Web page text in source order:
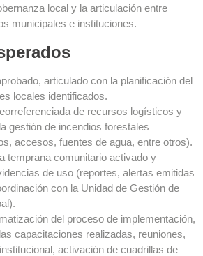
local y la articulación entre
municipales e instituciones.
articulado con la planificación del
locales identificados.
de recursos logísticos y
gestión de incendios forestales
accesos, fuentes de agua, entre otros).
temprana comunitario activado y
de uso (reportes, alertas emitidas
con la Unidad de Gestión de
del proceso de implementación,
capacitaciones realizadas, reuniones,
activación de cuadrillas de